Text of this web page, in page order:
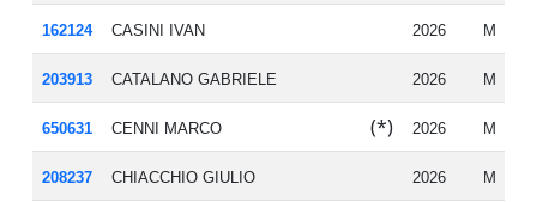
162124 CASINI IVAN 2026 M
203913 CATALANO GABRIELE 2026 M
650631 CENNI MARCO (*) 2026 M
208237 CHIACCHIO GIULIO 2026 M